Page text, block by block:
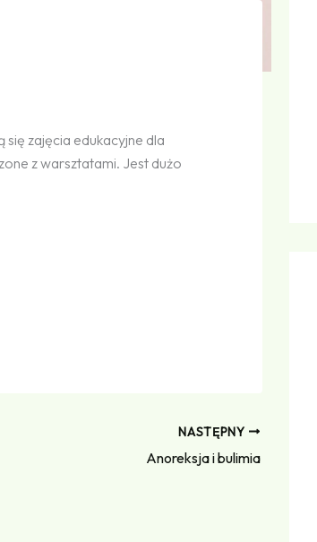
zajęcia edukacyjne dla
z warsztatami. Jest dużo
NASTĘPNY
Anoreksja i bulimia